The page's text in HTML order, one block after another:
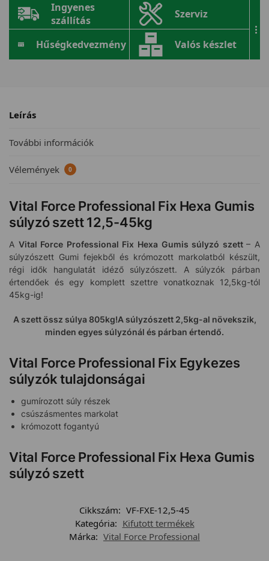
Ingyenes
szállítás
Szerviz
Hűségkedvezmény Valós készlet
...
Leírás
További információk
Vélemények 0
Vital Force Professional Fix Hexa Gumis
súlyzó szett 12,5-45kg
A Vital Force Professional Fix Hexa Gumis súlyzó szett– A
súlyzószett Gumi fejekből és krómozott markolatból készült,
régi idők hangulatát idéző súlyzószett. A súlyzók párban
értendőek és egy komplett szettre vonatkoznak 12,5kg-tól
45kg-ig!
A szett össz súlya 805kg!A súlyzószett 2,5kg-al növekszik,
minden egyes súlyzónál és párban értendő.
Vital Force Professional Fix Egykezes
súlyzók tulajdonságai
gumírozott súly részek
csúszásmentes markolat
krómozott fogantyú
Vital Force Professional Fix Hexa Gumis
súlyzó szett
Cikkszám: VF-FXE-12,5-45
Kategória: Kifutott termékek
Márka: Vital Force Professional